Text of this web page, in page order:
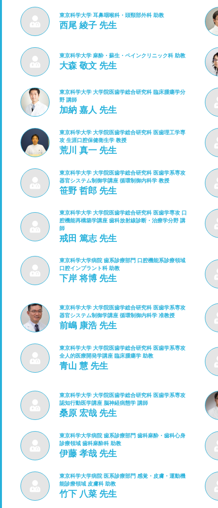
東京科学大学 耳鼻咽喉科・頭頸部外科 助教
西尾 綾子 先生
東京科学大学 麻酔・蘇生・ペインクリニック科 助教
大森 敬文 先生
東京科学大学 大学院医歯学総合研究科 臨床腫瘍学分
野 講師
加納 嘉人 先生
東京科学大学 大学院医歯学総合研究科 医歯理工学専
攻 生涯口腔保健衛生学 教授
荒川 真一 先生
東京科学大学 大学院医歯学総合研究科 医歯学系専攻
器官システム制御学講座 循環制御内科学 教授
笹野 哲郎 先生
東京科学大学 大学院医歯学総合研究科 医歯学専攻 口
腔機能再構築学講座 歯科放射線診断・治療学分野 講
師
戒田 篤志 先生
東京科学大学病院 歯系診療部門 口腔機能系診療領域
口腔インプラント科 助教
下岸 将博 先生
東京科学大学 大学院医歯学総合研究科 医歯学系専攻
器官システム制御学講座 循環制御内科学 准教授
前嶋 康浩 先生
東京科学大学 大学院医歯学総合研究科 医歯学系専攻
全人的医療開発学講座 臨床腫瘍学 助教
青山 慧 先生
東京科学大学 大学院医歯学総合研究科 医歯学系専攻
認知行動医学講座 脳神経病態学 講師
桑原 宏哉 先生
東京科学大学病院 歯系診療部門 歯科麻酔・歯科心身
診療領域 歯科麻酔科 助教
伊藤 孝哉 先生
東京科学大学病院 医系診療部門 感覚・皮膚・運動機
能診療領域 皮膚科 助教
竹下 八菜 先生